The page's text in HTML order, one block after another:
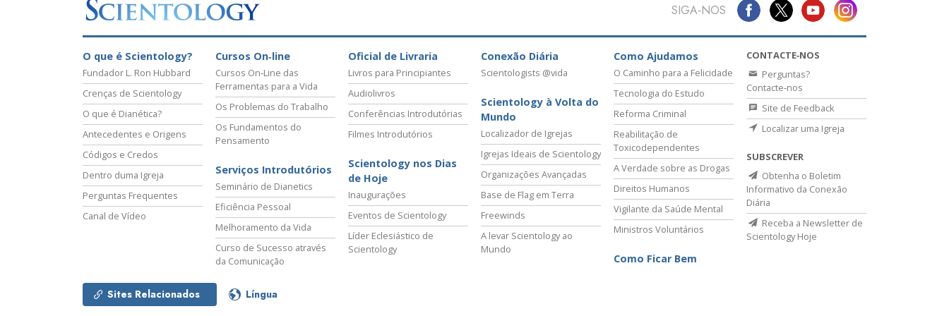
O que é a Grandeza?
Respostas às Drogas
Ferramentas para o Local do Trabalho
Ética e as Condições
A Causa da Supressão
Investigações
Bases da Organização
Fundamentos das Relações Públicas
Metas e Objetivos
SIGA‑NOS
O que é Scientology?
Fundador L. Ron Hubbard
Crenças de Scientology
O que é Dianética?
Antecedentes e Origens
Códigos e Credos
Dentro duma Igreja
Perguntas Frequentes
Canal de Vídeo
Cursos On‑line
Cursos On‑Line das
Ferramentas para a Vida
Os Problemas do Trabalho
Os Fundamentos do
Pensamento
Serviços Introdutórios
Seminário de Dianetics
Eficiência Pessoal
Melhoramento da Vida
Curso de Sucesso através
da Comunicação
Oficial de Livraria
Livros para Principiantes
Audiolivros
Conferências Introdutórias
Filmes Introdutórios
Scientology nos Dias
de Hoje
Inaugurações
Eventos de Scientology
Líder Eclesiástico de
Scientology
Conexão Diária
Scientologists @vida
Scientology à Volta do
Mundo
Localizador de Igrejas
Igrejas Ideais de Scientology
Organizações Avançadas
Base de Flag em Terra
Freewinds
A levar Scientology ao
Mundo
Como Ajudamos
O Caminho para a Felicidade
Tecnologia do Estudo
Reforma Criminal
Reabilitação de
Toxicodependentes
A Verdade sobre as Drogas
Direitos Humanos
Vigilante da Saúde Mental
Ministros Voluntários
Como Ficar Bem
CONTACTE‑NOS
Perguntas?
Contacte‑nos
Site de Feedback
Localizar uma Igreja
SUBSCREVER
Obtenha o Boletim
Informativo da Conexão
Diária
Receba a Newsletter de
Scientology Hoje
Sites Relacionados Língua